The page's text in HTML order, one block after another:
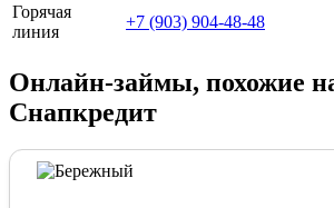
Горячая
линия
+7 (903) 904-48-48
Онлайн-займы, похожие
Снапкредит